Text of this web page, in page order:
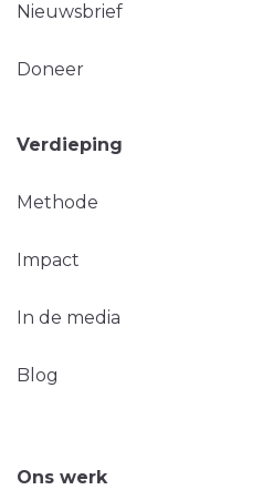
Nieuwsbrief
Doneer
Verdieping
Methode
Impact
In de media
Blog
Ons werk